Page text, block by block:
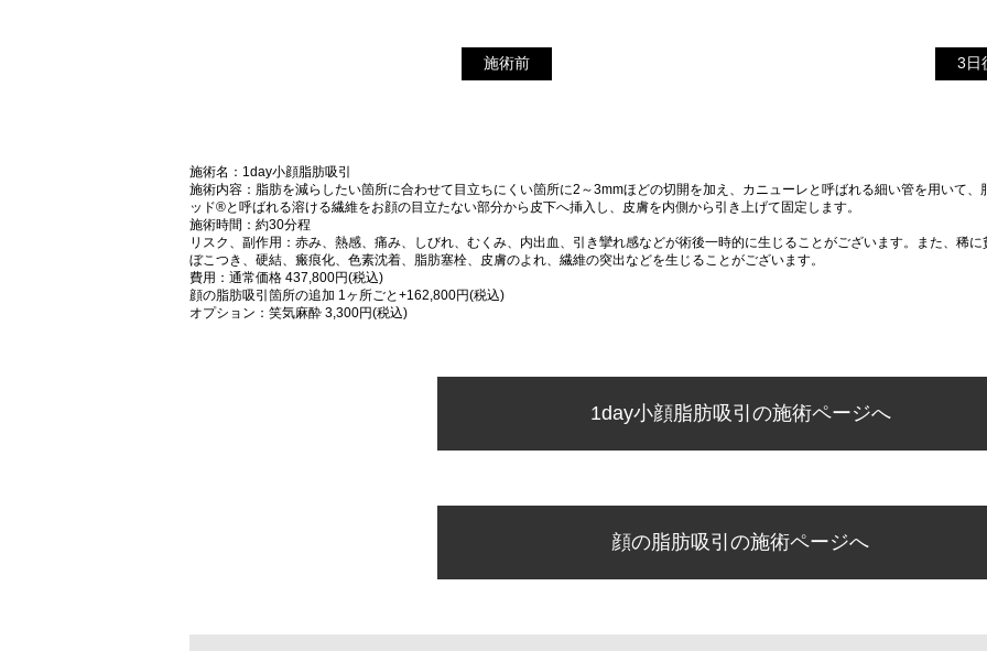
施術前 3日
施術名：1day小顔脂肪吸引
施術内容：脂肪を減らしたい箇所に合わせて目立ちにくい箇所に2～3mmほどの切開を加え、カニューレと呼ばれる細い管を用いて
ッド®と呼ばれる溶ける繊維をお顔の目立たない部分から皮下へ挿入し、皮膚を内側から引き上げて固定します。
施術時間：約30分程
リスク、副作用：赤み、熱感、痛み、しびれ、むくみ、内出血、引き攣れ感などが術後一時的に生じることがございます。また、稀
ぼこつき、硬結、瘢痕化、色素沈着、脂肪塞栓、皮膚のよれ、繊維の突出などを生じることがございます。
費用：通常価格 437,800円(税込)
顔の脂肪吸引箇所の追加 1ヶ所ごと+162,800円(税込)
オプション：笑気麻酔 3,300円(税込)
1day小顔脂肪吸引の施術ページへ
顔の脂肪吸引の施術ページへ